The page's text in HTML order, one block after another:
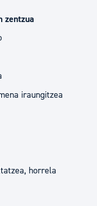
zentzua
iraungitzea
horrela